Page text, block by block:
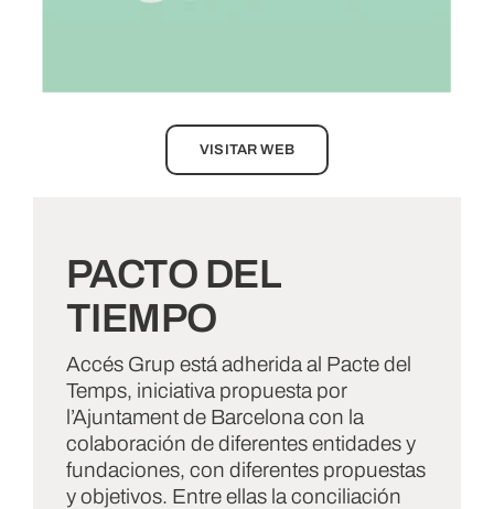
VISITAR WEB
PACTO DEL
TIEMPO
Accés Grup está adherida al Pacte del
Temps, iniciativa propuesta por
l’Ajuntament de Barcelona con la
colaboración de diferentes entidades y
fundaciones, con diferentes propuestas
y objetivos. Entre ellas la conciliación